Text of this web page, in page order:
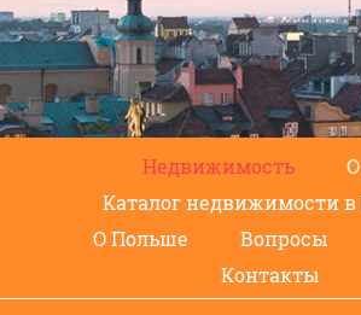
Недвижимость
Каталог недвижимости
О Польше
Вопросы
Контакты